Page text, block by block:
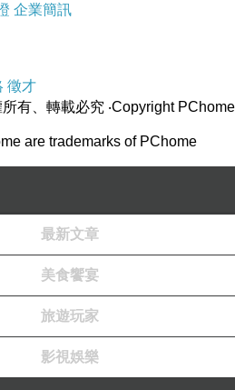
企業簡訊
徵才
所有、轉載必究 ‧Copyright PChome
are trademarks of PChome
最新文章
美食饗宴
旅遊玩家
影視娛樂